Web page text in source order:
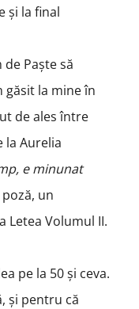
și la final
Paște să
găsit la mine în
de ales între
la Aurelia
e minunat
un
Letea Volumul II.
pe la 50 și ceva.
și pentru că